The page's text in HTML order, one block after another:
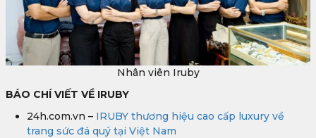
Nhân viên Iruby
BÁO CHÍ VIẾT VỀ IRUBY
24h.com.vn – IRUBY thương hiệu cao cấp luxury về
trang sức đá quý tại Việt Nam